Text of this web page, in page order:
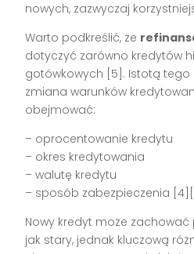
nowych, zazwyczaj
Warto podkreślić, że
dotyczyć zarówno kredytów
gotówkowych [5]. Istotą tego
zmiana warunków
obejmować:
– oprocentowanie kredytu
– okres kredytowania
– walutę kredytu
– sposób zabezpieczenia
Nowy kredyt może
jak stary, jednak kluczową